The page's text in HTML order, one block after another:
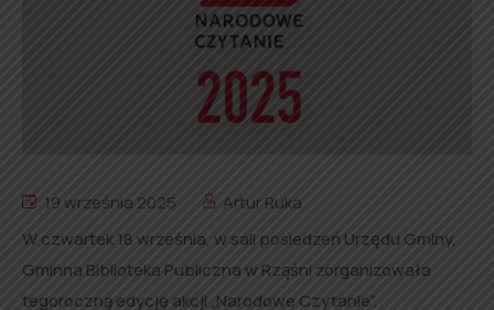
19 września 2025
Artur Ruka
W czwartek 18 września, w sali posiedzeń Urzędu Gminy,
Gminna Biblioteka Publiczna w Rząśni zorganizowała
tegoroczną edycję akcji „Narodowe Czytanie”.